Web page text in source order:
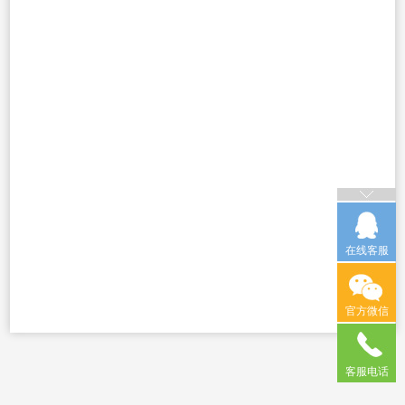
在线客服
官方微信
客服电话